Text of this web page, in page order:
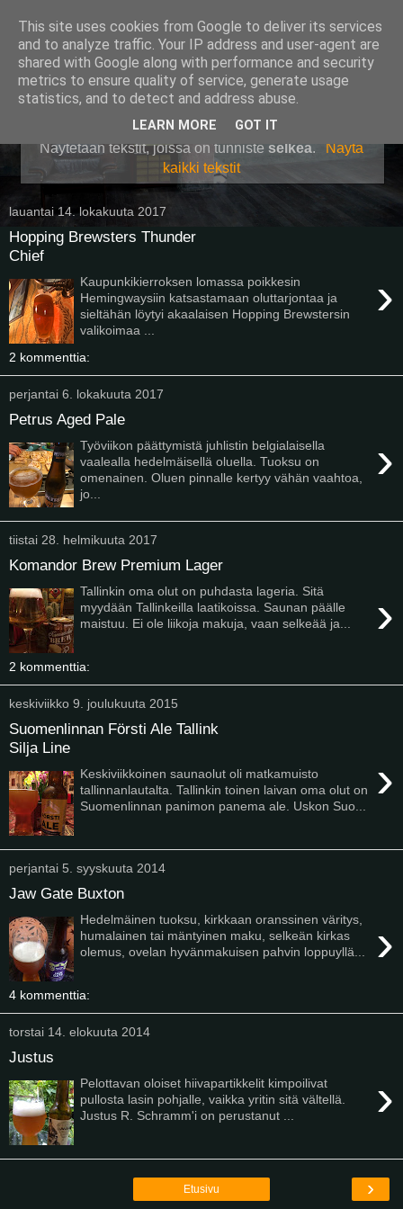
Pullollinen
Näytetään tekstit, joissa on tunniste selkeä.
Näytä
kaikki tekstit
lauantai 14. lokakuuta 2017
Hopping Brewsters Thunder
Chief
›
Kaupunkikierroksen lomassa poikkesin
Hemingwaysiin katsastamaan oluttarjontaa ja
sieltähän löytyi akaalaisen Hopping Brewstersin
valikoimaa ...
2 kommenttia:
perjantai 6. lokakuuta 2017
Petrus Aged Pale
›
Työviikon päättymistä juhlistin belgialaisella
vaalealla hedelmäisellä oluella. Tuoksu on
omenainen. Oluen pinnalle kertyy vähän vaahtoa,
jo...
tiistai 28. helmikuuta 2017
Komandor Brew Premium Lager
›
Tallinkin oma olut on puhdasta lageria. Sitä
myydään Tallinkeilla laatikoissa. Saunan päälle
maistuu. Ei ole liikoja makuja, vaan selkeää ja...
2 kommenttia:
keskiviikko 9. joulukuuta 2015
Suomenlinnan Försti Ale Tallink
Silja Line
›
Keskiviikkoinen saunaolut oli matkamuisto
tallinnanlautalta. Tallinkin toinen laivan oma olut on
Suomenlinnan panimon panema ale. Uskon Suo...
perjantai 5. syyskuuta 2014
Jaw Gate Buxton
›
Hedelmäinen tuoksu, kirkkaan oranssinen väritys,
humalainen tai mäntyinen maku, selkeän kirkas
olemus, ovelan hyvänmakuisen pahvin loppuyllä...
4 kommenttia:
torstai 14. elokuuta 2014
Justus
›
Pelottavan oloiset hiivapartikkelit kimpoilivat
pullosta lasin pohjalle, vaikka yritin sitä vältellä.
Justus R. Schramm'i on perustanut ...
›
Etusivu
This site uses cookies from Google to deliver its services
and to analyze traffic. Your IP address and user-agent are
shared with Google along with performance and security
metrics to ensure quality of service, generate usage
statistics, and to detect and address abuse.
LEARN MORE GOT IT